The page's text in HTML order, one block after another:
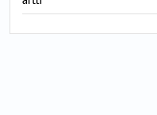
16:27 Piyasaların beklediği veri geldi: ABD tarım dışı istihdam